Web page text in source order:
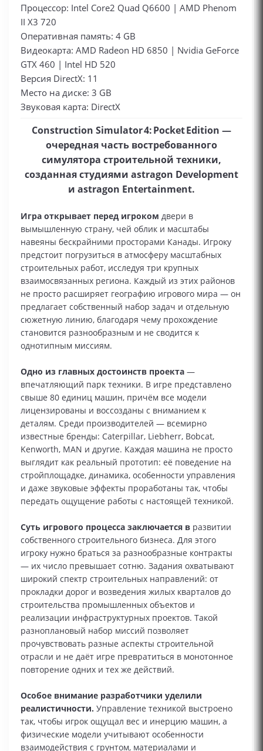
Процессор: Intel Core2 Quad Q6600 | AMD Phenom
II X3 720
Оперативная память: 4 GB
Видеокарта: AMD Radeon HD 6850 | Nvidia GeForce
GTX 460 | Intel HD 520
Версия DirectX: 11
Место на диске: 3 GB
Звуковая карта: DirectX
Construction Simulator 4: Pocket Edition —
очередная часть востребованного
симулятора строительной техники,
созданная студиями astragon Development
и astragon Entertainment.
Игра открывает перед игроком двери в
вымышленную страну, чей облик и масштабы
навеяны бескрайними просторами Канады. Игроку
предстоит погрузиться в атмосферу масштабных
строительных работ, исследуя три крупных
взаимосвязанных региона. Каждый из этих районов
не просто расширяет географию игрового мира — он
предлагает собственный набор задач и отдельную
сюжетную линию, благодаря чему прохождение
становится разнообразным и не сводится к
однотипным миссиям.
Одно из главных достоинств проекта —
впечатляющий парк техники. В игре представлено
свыше 80 единиц машин, причём все модели
лицензированы и воссозданы с вниманием к
деталям. Среди производителей — всемирно
известные бренды: Caterpillar, Liebherr, Bobcat,
Kenworth, MAN и другие. Каждая машина не просто
выглядит как реальный прототип: её поведение на
стройплощадке, динамика, особенности управления
и даже звуковые эффекты проработаны так, чтобы
передать ощущение работы с настоящей техникой.
Суть игрового процесса заключается в развитии
собственного строительного бизнеса. Для этого
игроку нужно браться за разнообразные контракты
— их число превышает сотню. Задания охватывают
широкий спектр строительных направлений: от
прокладки дорог и возведения жилых кварталов до
строительства промышленных объектов и
реализации инфраструктурных проектов. Такой
разноплановый набор миссий позволяет
прочувствовать разные аспекты строительной
отрасли и не даёт игре превратиться в монотонное
повторение одних и тех же действий.
Особое внимание разработчики уделили
реалистичности. Управление техникой выстроено
так, чтобы игрок ощущал вес и инерцию машин, а
физические модели учитывают особенности
взаимодействия с грунтом, материалами и